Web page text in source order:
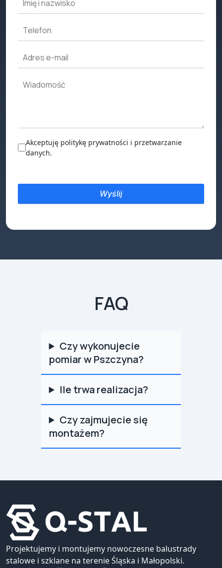
Akceptuję politykę prywatności i przetwarzanie
danych.
FAQ
Czy wykonujecie
pomiar w Pszczyna?
Ile trwa realizacja?
Czy zajmujecie się
montażem?
Projektujemy i montujemy nowoczesne balustrady
stalowe i szklane na terenie Śląska i Małopolski.